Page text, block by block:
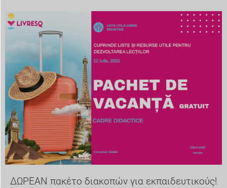
ΔΩΡΕΑΝ πακέτο διακοπών για εκπαιδευτικούς!